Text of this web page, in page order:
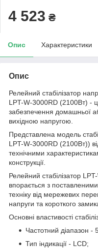
4 523 ₴
Опис Характеристики
Опис
Релейний стабілізатор
LPT-W-3000RD (2100Вт) -
забезпечення домашньої
вихідною напругою.
Представлена модель
LPT-W-3000RD (2100Вт))
технічними
конструкції.
Релейний стабілізатор
впорається з
техніку від мережевих
напруги та короткого
Основні властивості
Частотний діапазон -
Тип індикації - LCD;